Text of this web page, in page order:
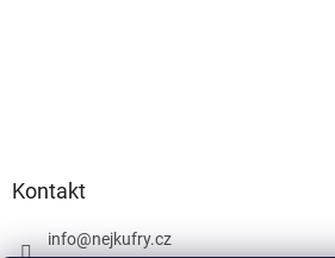
Kontakt
info@nejkufry.cz